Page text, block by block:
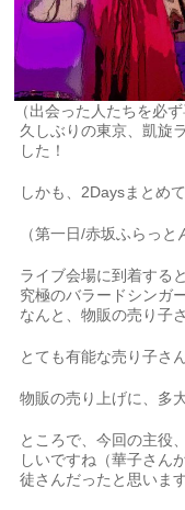
（出会った人たちを必ず
久しぶりの東京、凱旋
した！
しかも、2Daysまとめ
（第一日/赤坂ふらっと
ライブ会場に到着すると
究極のバラードシンガ
なんと、物販の売り子
とても有能な売り子さ
物販の売り上げに、多
ところで、今回の主役
しいですね（華子さん
徒さんだったと思いま